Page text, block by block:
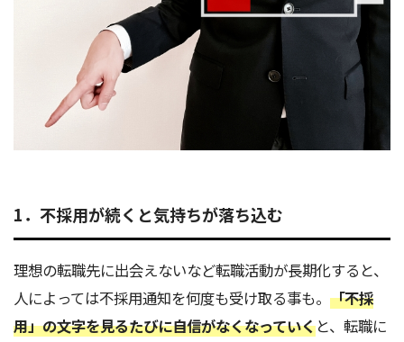
1．不採用が続くと気持ちが落ち込む
理想の転職先に出会えないなど転職活動が長期化すると、
人によっては不採用通知を何度も受け取る事も。 「不採
用」の文字を見るたびに自信がなくなっていくと、転職に